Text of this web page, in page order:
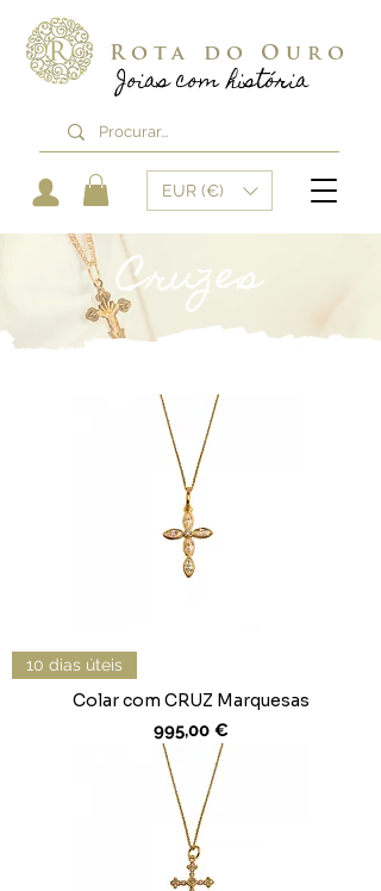
Joias com história
Rota do Ouro
EUR (€)
Cruzes
10 dias úteis
Colar com CRUZ Marquesas
Preço
995,00 €